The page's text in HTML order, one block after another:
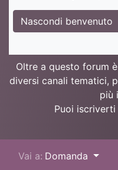
Nascondi benvenuto
Oltre a questo forum
diversi canali tematici,
più
Puoi iscriverti
Vai a: Domanda